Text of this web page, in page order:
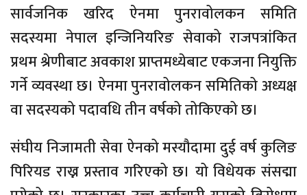
सार्वजनिक खरिद ऐनमा पुनरावोलकन समिति
सदस्यमा नेपाल इन्जिनियरिङ सेवाको राजपत्रांकित
प्रथम श्रेणीबाट अवकाश प्राप्तमध्येबाट एकजना नियुक्ति
गर्ने व्यवस्था छ। ऐनमा पुनरावोलकन समितिको अध्यक्ष
वा सदस्यको पदावधि तीन वर्षको तोकिएको छ।
संघीय निजामती सेवा ऐनको मस्यौदामा दुई वर्ष कुलिङ
पिरियड राख्न प्रस्ताव गरिएको छ। यो विधेयक संसद्मा